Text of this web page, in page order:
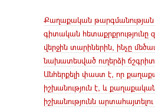
Քաղաքական
գիտական հետաքրքրությունը
վերջին տարիներին, ինչը
նախատեսված ուղերձի
Անհերքելի փաստ է, որ
իշխանություն է, և քաղաքական
իշխանությունն